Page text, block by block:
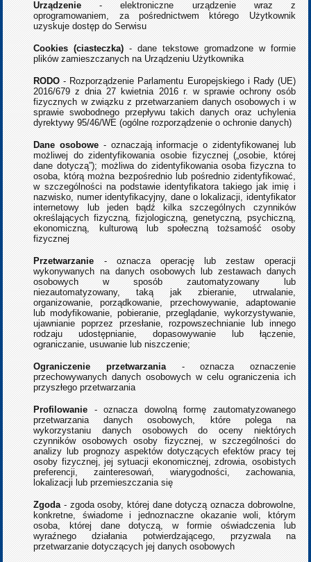
Urządzenie - elektroniczne urządzenie wraz z
oprogramowaniem, za pośrednictwem którego Użytkownik
uzyskuje dostęp do Serwisu
Cookies (ciasteczka) - dane tekstowe gromadzone w formie
plików zamieszczanych na Urządzeniu Użytkownika
RODO - Rozporządzenie Parlamentu Europejskiego i Rady (UE)
2016/679 z dnia 27 kwietnia 2016 r. w sprawie ochrony osób
fizycznych w związku z przetwarzaniem danych osobowych i w
sprawie swobodnego przepływu takich danych oraz uchylenia
dyrektywy 95/46/WE (ogólne rozporządzenie o ochronie danych)
Dane osobowe - oznaczają informacje o zidentyfikowanej lub
możliwej do zidentyfikowania osobie fizycznej („osobie, której
dane dotyczą”); możliwa do zidentyfikowania osoba fizyczna to
osoba, którą można bezpośrednio lub pośrednio zidentyfikować,
w szczególności na podstawie identyfikatora takiego jak imię i
nazwisko, numer identyfikacyjny, dane o lokalizacji, identyfikator
internetowy lub jeden bądź kilka szczególnych czynników
określających fizyczną, fizjologiczną, genetyczną, psychiczną,
ekonomiczną, kulturową lub społeczną tożsamość osoby
fizycznej
Przetwarzanie - oznacza operację lub zestaw operacji
wykonywanych na danych osobowych lub zestawach danych
osobowych w sposób zautomatyzowany lub
niezautomatyzowany, taką jak zbieranie, utrwalanie,
organizowanie, porządkowanie, przechowywanie, adaptowanie
lub modyfikowanie, pobieranie, przeglądanie, wykorzystywanie,
ujawnianie poprzez przesłanie, rozpowszechnianie lub innego
rodzaju udostępnianie, dopasowywanie lub łączenie,
ograniczanie, usuwanie lub niszczenie;
Ograniczenie przetwarzania- oznacza oznaczenie
przechowywanych danych osobowych w celu ograniczenia ich
przyszłego przetwarzania
Profilowanie - oznacza dowolną formę zautomatyzowanego
przetwarzania danych osobowych, które polega na
wykorzystaniu danych osobowych do oceny niektórych
czynników osobowych osoby fizycznej, w szczególności do
analizy lub prognozy aspektów dotyczących efektów pracy tej
osoby fizycznej, jej sytuacji ekonomicznej, zdrowia, osobistych
preferencji, zainteresowań, wiarygodności, zachowania,
lokalizacji lub przemieszczania się
Zgoda - zgoda osoby, której dane dotyczą oznacza dobrowolne,
konkretne, świadome i jednoznaczne okazanie woli, którym
osoba, której dane dotyczą, w formie oświadczenia lub
wyraźnego działania potwierdzającego, przyzwala na
przetwarzanie dotyczących jej danych osobowych